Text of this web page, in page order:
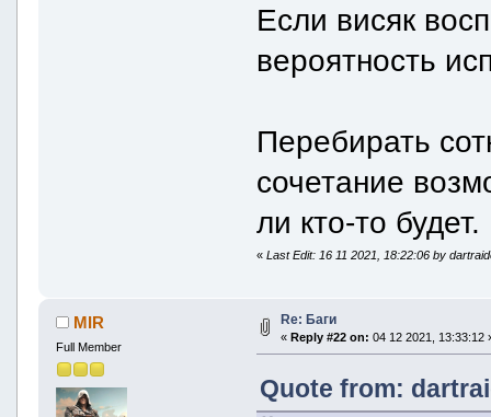
Если висяк
вероятность
Перебирать
сочетание
ли кто-то будет.
«Last Edit: 16 11 2021, 18:22:06 by
MIR
Full Member
Re: Баги
« Reply #22 on: 04 12 2021, 13:33:12
Quote from: